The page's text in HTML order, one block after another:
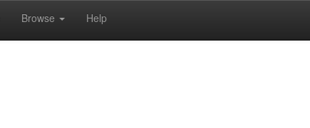
Browse Help